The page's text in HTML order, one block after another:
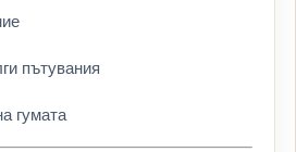
пътувания
гумата